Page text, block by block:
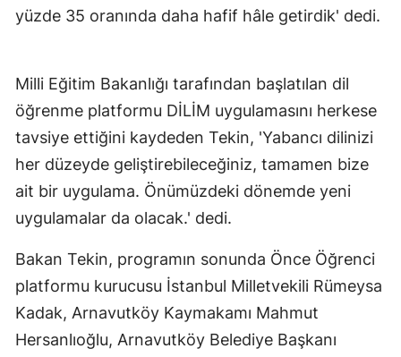
yüzde 35 oranında daha hafif hâle getirdik' dedi.
Milli Eğitim Bakanlığı tarafından başlatılan dil
öğrenme platformu DİLİM uygulamasını herkese
tavsiye ettiğini kaydeden Tekin, 'Yabancı dilinizi
her düzeyde geliştirebileceğiniz, tamamen bize
ait bir uygulama. Önümüzdeki dönemde yeni
uygulamalar da olacak.' dedi.
Bakan Tekin, programın sonunda Önce Öğrenci
platformu kurucusu İstanbul Milletvekili Rümeysa
Kadak, Arnavutköy Kaymakamı Mahmut
Hersanlıoğlu, Arnavutköy Belediye Başkanı